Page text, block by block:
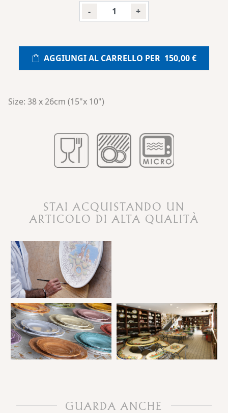
- +
AGGIUNGI AL CARRELLO PER 150,00 €
Size: 38 x 26cm (15"x 10")
STAI ACQUISTANDO UN
ARTICOLO DI ALTA QUALITÀ
GUARDA ANCHE